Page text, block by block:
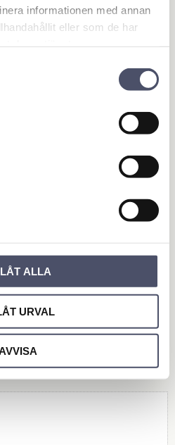
informationen med annan
eller som de har
ALLA
URVAL
till i favoriter
Hundkoja - Dubbel -